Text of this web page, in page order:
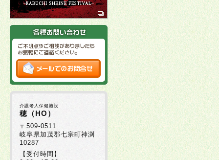
介護老人保健施設
穂（HO）
〒509-0511
岐阜県加茂郡七宗町神渕
10287
【受付時間】